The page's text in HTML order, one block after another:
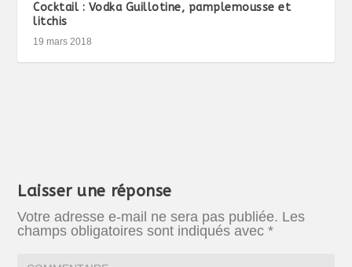
Cocktail : Vodka Guillotine, pamplemousse et
litchis
19 mars 2018
Laisser une réponse
Votre adresse e-mail ne sera pas publiée. Les
champs obligatoires sont indiqués avec*